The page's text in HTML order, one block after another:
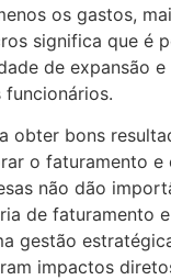
os gastos,
significa que é
de expansão
funcionários.
obter bons
o faturamento e
não dão
de faturamento
gestão
impactos